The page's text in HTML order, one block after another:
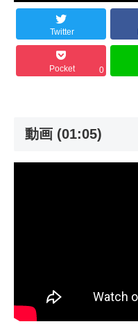
Twitter
Pocket 0
動画 (01:05)